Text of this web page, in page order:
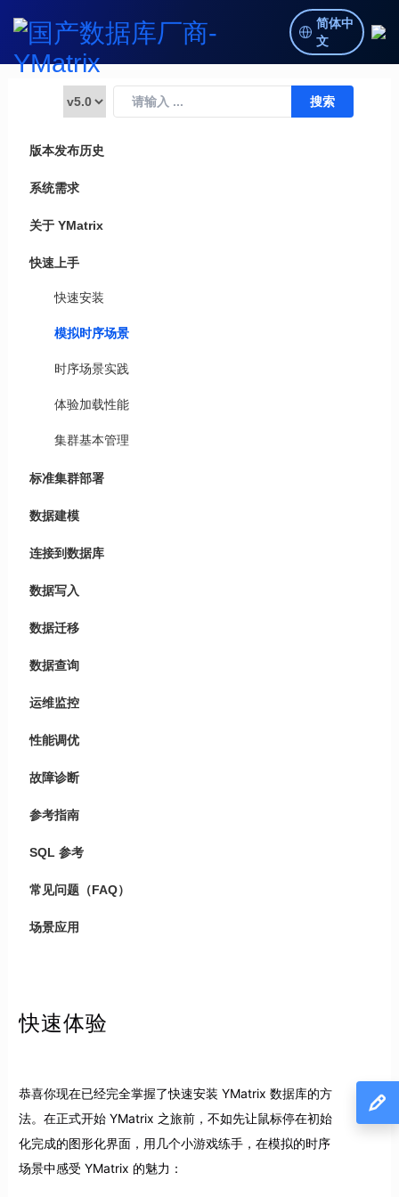
简体中
文
版本发布历史
系统需求
关于 YMatrix
快速上手
快速安装
模拟时序场景
时序场景实践
体验加载性能
集群基本管理
标准集群部署
数据建模
连接到数据库
数据写入
数据迁移
数据查询
运维监控
性能调优
故障诊断
参考指南
SQL 参考
常见问题（FAQ）
场景应用
快速体验
恭喜你现在已经完全掌握了快速安装 YMatrix 数据库的方
法。在正式开始 YMatrix 之旅前，不如先让鼠标停在初始
化完成的图形化界面，用几个小游戏练手，在模拟的时序
场景中感受 YMatrix 的魅力：